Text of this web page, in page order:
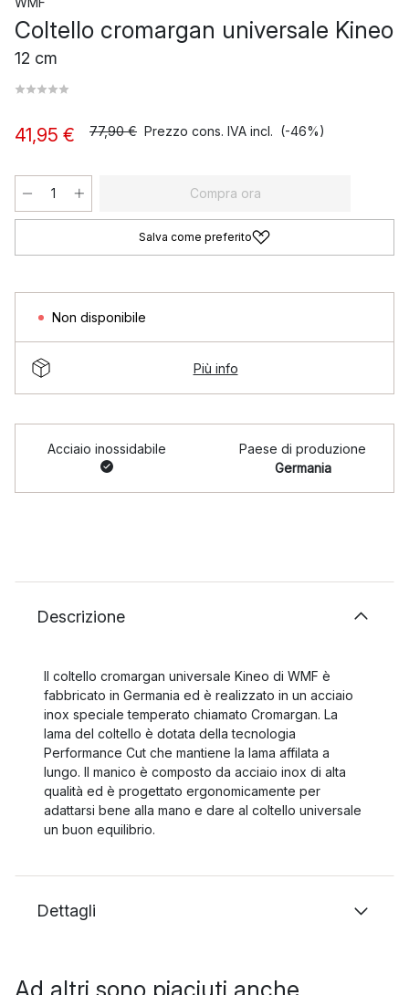
Coltello cromargan universale Kineo
12 cm
41,95 € 77,90 € Prezzo cons. IVA incl. (-46%)
Compra ora
Salva come preferito
Non disponibile
Più info
Acciaio inossidabile
Paese di produzione
Germania
Descrizione
Il coltello cromargan universale Kineo di WMF è
fabbricato in Germania ed è realizzato in un acciaio
inox speciale temperato chiamato Cromargan. La
lama del coltello è dotata della tecnologia
Performance Cut che mantiene la lama affilata a
lungo. Il manico è composto da acciaio inox di alta
qualità ed è progettato ergonomicamente per
adattarsi bene alla mano e dare al coltello universale
un buon equilibrio.
Dettagli
Ad altri sono piaciuti anche